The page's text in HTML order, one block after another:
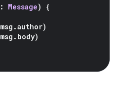
: Message)
{
msg .author)
msg . body)